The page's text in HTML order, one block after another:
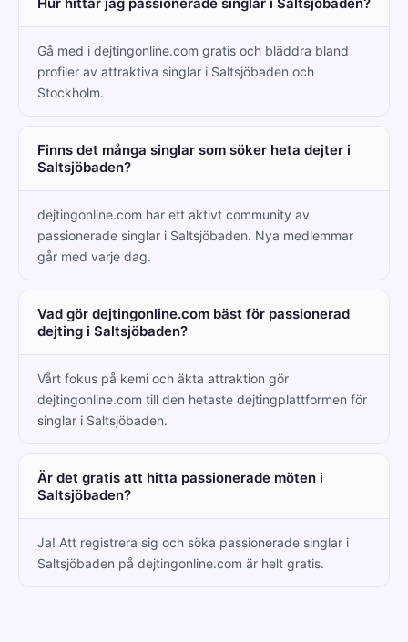
Gå med i dejtingonline.com gratis och bläddra bland
profiler av attraktiva singlar i Saltsjöbaden och
Stockholm.
Finns det många singlar som söker heta dejter i
Saltsjöbaden?
dejtingonline.com har ett aktivt community av
passionerade singlar i Saltsjöbaden. Nya medlemmar
går med varje dag.
Vad gör dejtingonline.com bäst för passionerad
dejting i Saltsjöbaden?
Vårt fokus på kemi och äkta attraktion gör
dejtingonline.com till den hetaste dejtingplattformen för
singlar i Saltsjöbaden.
Är det gratis att hitta passionerade möten i
Saltsjöbaden?
Ja! Att registrera sig och söka passionerade singlar i
Saltsjöbaden på dejtingonline.com är helt gratis.